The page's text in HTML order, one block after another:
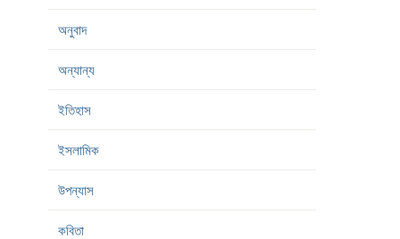
অনুবাদ
অন্যান্য
ইতিহাস
ইসলামিক
উপন্যাস
কবিতা